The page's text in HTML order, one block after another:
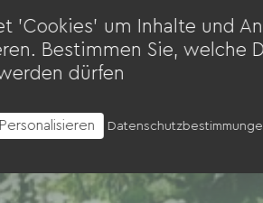
'Cookies' um Inhalte und
Bestimmen Sie, welche
dürfen
Personalisieren